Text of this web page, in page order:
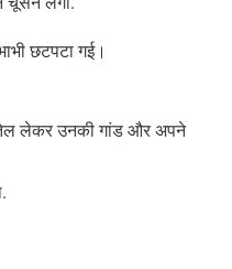
छटपटा गई।
लेकर उनकी गांड और अपने